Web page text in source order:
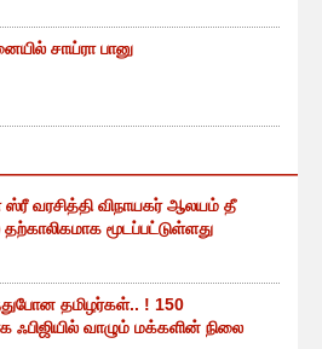
சாய்ரா பானு
ஸ்ரீ வரசித்தி விநாயகர் ஆலயம் தீ
மூடப்பட்டுள்ளது
தமிழர்கள்.. ! 150
வாழும் மக்களின் நிலை